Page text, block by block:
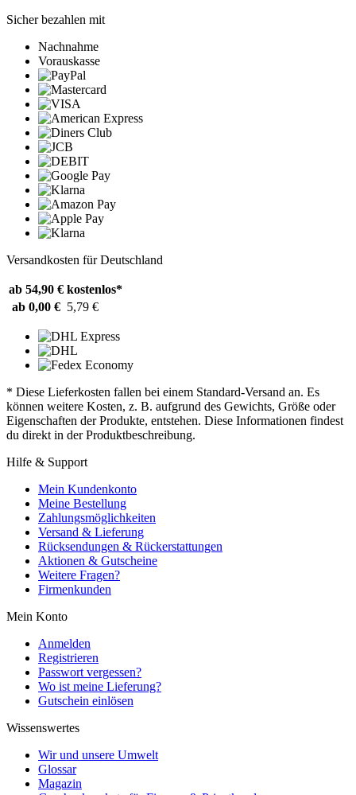
Sicher bezahlen mit
Nachnahme
Vorauskasse
Versandkosten für Deutschland
ab 54,90 € kostenlos*
ab 0,00 € 5,79 €
* Diese Lieferkosten fallen bei einem Standard-Versand an. Es
können weitere Kosten, z. B. aufgrund des Gewichts, Größe oder
Eigenschaften der Produkte, entstehen. Diese Informationen findest
du direkt in der Produktbeschreibung.
Hilfe & Support
Mein Kundenkonto
Meine Bestellung
Zahlungsmöglichkeiten
Versand & Lieferung
Rücksendungen & Rückerstattungen
Aktionen & Gutscheine
Weitere Fragen?
Firmenkunden
Mein Konto
Anmelden
Registrieren
Passwort vergessen?
Wo ist meine Lieferung?
Gutschein einlösen
Wissenswertes
Wir und unsere Umwelt
Glossar
Magazin